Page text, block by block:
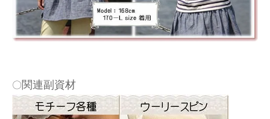
〇関連副資材